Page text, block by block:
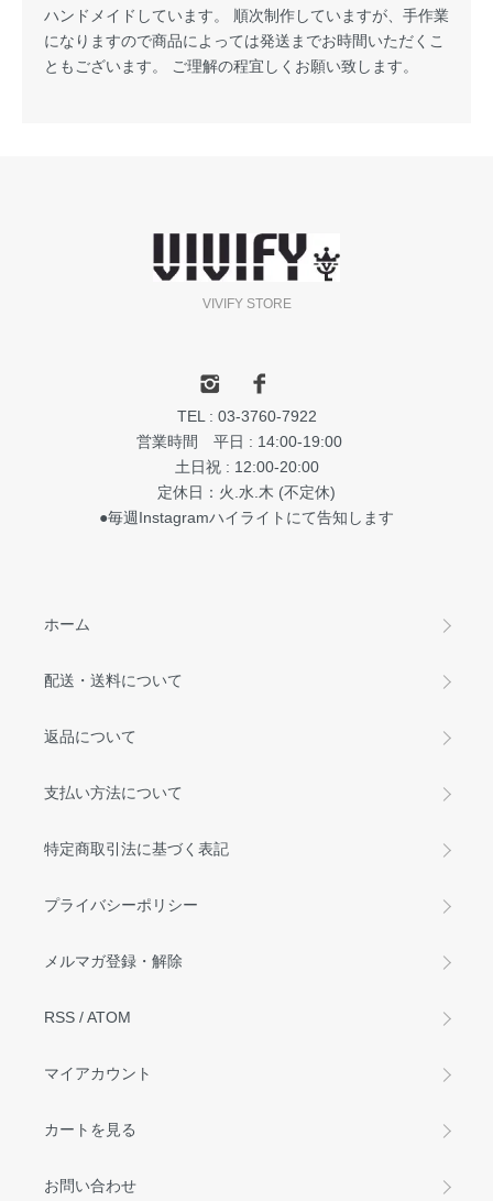
ハンドメイドしています。 順次制作していますが、手作業
になりますので商品によっては発送までお時間いただくこ
ともございます。 ご理解の程宜しくお願い致します。
VIVIFY STORE
TEL : 03-3760-7922
営業時間 平日 : 14:00-19:00
土日祝 : 12:00-20:00
定休日：火.水.木 (不定休)
●毎週Instagramハイライトにて告知します
ホーム
配送・送料について
返品について
支払い方法について
特定商取引法に基づく表記
プライバシーポリシー
メルマガ登録・解除
RSS /ATOM
マイアカウント
カートを見る
お問い合わせ